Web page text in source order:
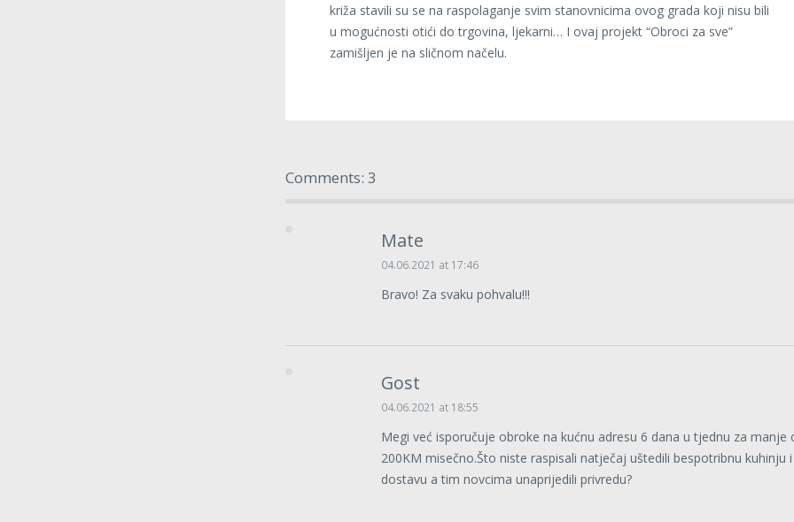
križa stavili su se na raspolaganje svim stanovnicima ovog grada koji nisu bili
u mogućnosti otići do trgovina, ljekarni… I ovaj projekt “Obroci za sve”
zamišljen je na sličnom načelu.
Comments: 3
Mate
04.06.2021 at 17:46
Bravo! Za svaku pohvalu!!!
Gost
04.06.2021 at 18:55
Megi već isporučuje obroke na kućnu adresu 6 dana u tjednu za manje
200KM misečno.Što niste raspisali natječaj uštedili bespotribnu kuhinju i
dostavu a tim novcima unaprijedili privredu?